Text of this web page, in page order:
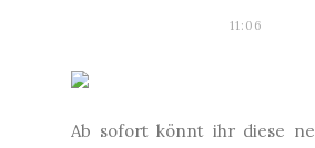
11:06
Ab sofort könnt ihr diese